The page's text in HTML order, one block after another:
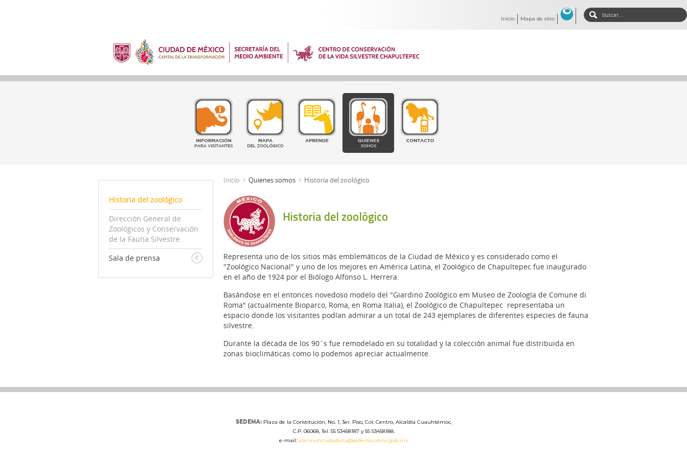
Inicio Mapa de sitio
Inicio Quienes somos Historia del zoológico
Historia del zoológico
Representa uno de los sitios más emblemáticos de la Ciudad de México y es considerado como el
"Zoológico Nacional" y uno de los mejores en América Latina, el Zoológico de Chapultepec fue inaugurado
en el año de 1924 por el Biólogo Alfonso L. Herrera.
Basándose en el entonces novedoso modelo del "Giardino Zoológico em Museo de Zoología de Comune di
Roma" (actualmente Bioparco, Roma, en Roma Italia), el Zoológico de Chapultepec representaba un
espacio donde los visitantes podían admirar a un total de 243 ejemplares de diferentes especies de fauna
silvestre.
Durante la década de los 90´s fue remodelado en su totalidad y la colección animal fue distribuida en
zonas bioclimáticas como lo podemos apreciar actualmente.
Historia del zoológico
Dirección General de
Zoológicos y Conservación
de la Fauna Silvestre
Sala de prensa
SEDEMA:Plaza de la Constitución, No. 1, 3er. Piso, Col. Centro, Alcaldía Cuauhtémoc,
C.P. 06068, Tel. 55 53458187 y 55 53458188.
e-mail: atencionciudadana@sedema.cdmx.gob.mx